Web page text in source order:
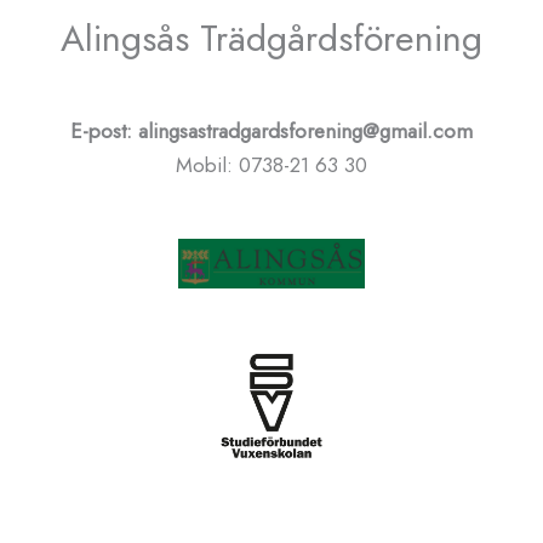
Alingsås Trädgårdsförening
E-post: alingsastradgardsforening@gmail.com
Mobil: 0738-21 63 30